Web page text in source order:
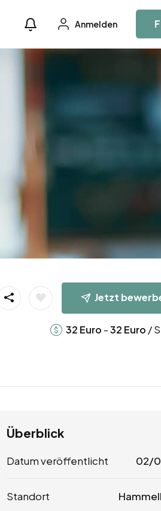
Anmelden
Jetzt
32 Euro -32 Euro /
Überblick
Datum veröffentlicht 02/
Standort